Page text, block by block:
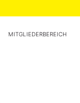
MITGLIEDERBEREICH